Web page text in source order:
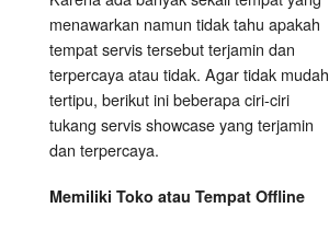
menawarkan namun tidak tahu apakah
tempat servis tersebut terjamin dan
terpercaya atau tidak. Agar tidak mudah
tertipu, berikut ini beberapa ciri-ciri
tukang servis showcase yang terjamin
dan terpercaya.
Memiliki Toko atau Tempat Offline